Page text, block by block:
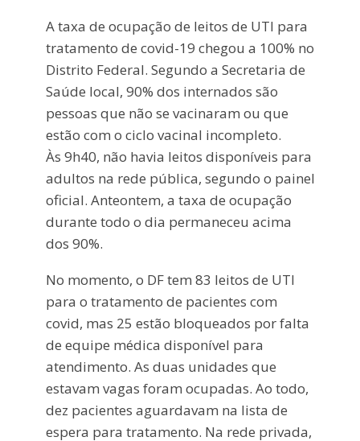
A taxa de ocupação de leitos de UTI para
tratamento de covid-19 chegou a 100% no
Distrito Federal. Segundo a Secretaria de
Saúde local, 90% dos internados são
pessoas que não se vacinaram ou que
estão com o ciclo vacinal incompleto.
Às 9h40, não havia leitos disponíveis para
adultos na rede pública, segundo o painel
oficial. Anteontem, a taxa de ocupação
durante todo o dia permaneceu acima
dos 90%.
No momento, o DF tem 83 leitos de UTI
para o tratamento de pacientes com
covid, mas 25 estão bloqueados por falta
de equipe médica disponível para
atendimento. As duas unidades que
estavam vagas foram ocupadas. Ao todo,
dez pacientes aguardavam na lista de
espera para tratamento. Na rede privada,